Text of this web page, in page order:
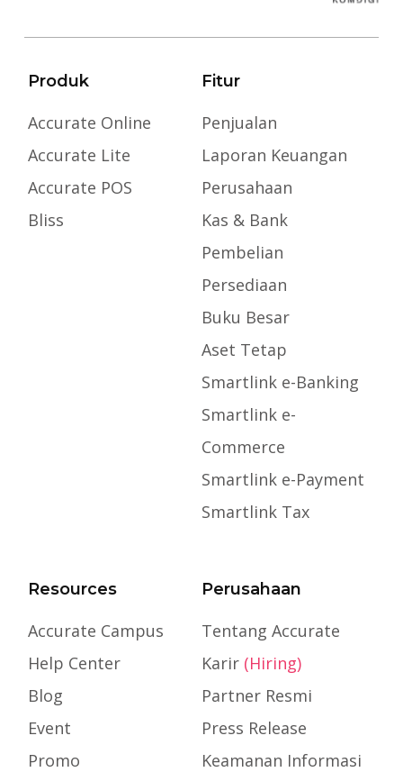
Produk
Accurate Online
Accurate Lite
Accurate POS
Bliss
Fitur
Penjualan
Laporan Keuangan
Perusahaan
Kas & Bank
Pembelian
Persediaan
Buku Besar
Aset Tetap
Smartlink e-Banking
Smartlink e-
Commerce
Smartlink e-Payment
Smartlink Tax
Resources
Accurate Campus
Help Center
Blog
Event
Promo
Perusahaan
Tentang Accurate
Karir (Hiring)
Partner Resmi
Press Release
Keamanan Informasi